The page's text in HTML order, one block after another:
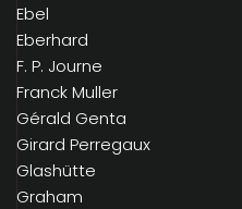
Ebel
Eberhard
F. P. Journe
Franck Muller
Gérald Genta
Girard Perregaux
Glashütte
Graham